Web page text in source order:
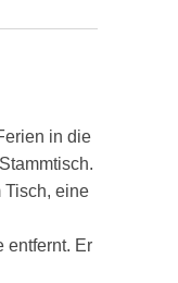
in die
Tisch, eine
entfernt. Er